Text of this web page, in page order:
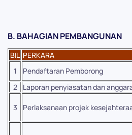
B. BAHAGIAN PEMBANGUNAN
BIL PERKARA
1
Pendaftaran Pemborong
2
Laporan penyiasatan dan
3 Perlaksanaan projek